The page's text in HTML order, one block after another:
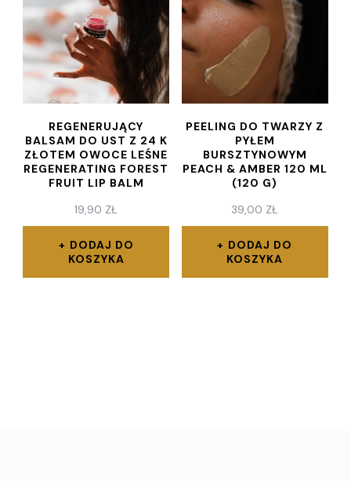
REGENERUJĄCY
BALSAM DO UST Z 24 K
ZŁOTEM OWOCE LEŚNE
REGENERATING FOREST
FRUIT LIP BALM
19,90 ZŁ
DODAJ DO
KOSZYKA
PEELING DO TWARZY Z
PYŁEM
BURSZTYNOWYM
PEACH & AMBER 120 ML
(120 G)
39,00 ZŁ
DODAJ DO
KOSZYKA